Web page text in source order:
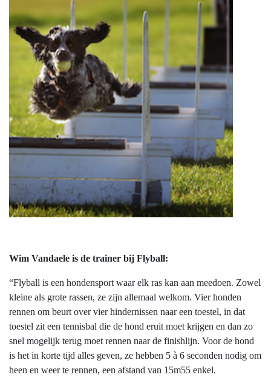
Wim Vandaele is de trainer bij Flyball:
“Flyball is een hondensport waar elk ras kan aan meedoen. Zowel
kleine als grote rassen, ze zijn allemaal welkom. Vier honden
rennen om beurt over vier hindernissen naar een toestel, in dat
toestel zit een tennisbal die de hond eruit moet krijgen en dan zo
snel mogelijk terug moet rennen naar de finishlijn. Voor de hond
is het in korte tijd alles geven, ze hebben 5 à 6 seconden nodig om
heen en weer te rennen, een afstand van 15m55 enkel.